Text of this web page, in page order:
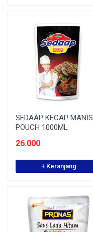
SEDAAP KECAP MANIS
POUCH 1000ML
26.000
+ Keranjang